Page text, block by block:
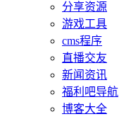
分享资源
游戏工具
cms程序
直播交友
新闻资讯
福利吧导航
博客大全